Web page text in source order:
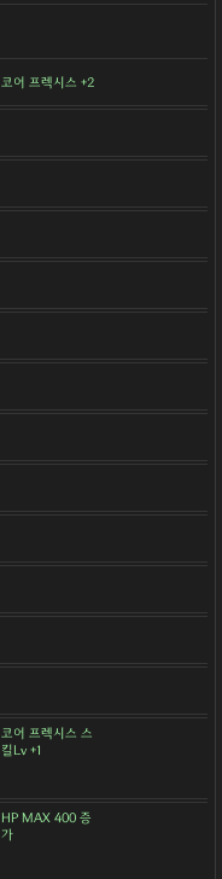
코어 프렉시스 +2
코어 프렉시스 스
킬Lv +1
HP MAX 400 증
가